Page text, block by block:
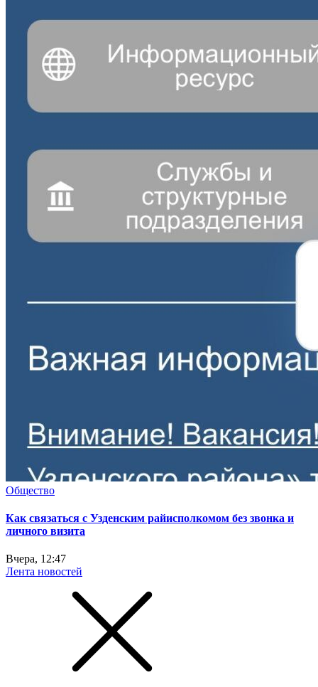
Общество
Как связаться с Узденским райисполкомом без звонка и
личного визита
Вчера, 12:47
Лента новостей